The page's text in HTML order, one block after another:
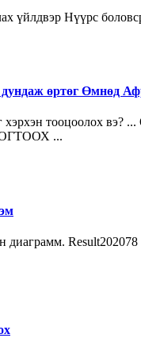
үйлдвэр Нүүрс
дундаж өртөг Өмнөд
хэрхэн тооцоолох
...